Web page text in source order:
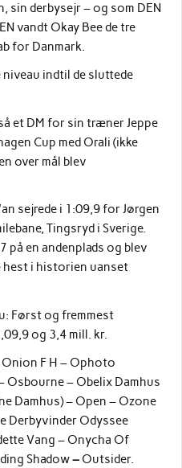
sin derbysejr – og som DEN
vandt Okay Bee de tre
for Danmark.
niveau indtil de sluttede
et DM for sin træner Jeppe
Cup med Orali (ikke
over mål blev
sejrede i 1:09,9 for Jørgen
Tingsryd i Sverige.
på en andenplads og blev
hest i historien uanset
Først og fremmest
og 3,4 mill. kr.
F H – Ophoto
Osbourne – Obelix Damhus
Damhus) – Open – Ozone
Derbyvinder Odyssee
Vang – Onycha Of
Shadow– Outsider.